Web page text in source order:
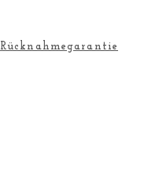
Rücknahmegarantie